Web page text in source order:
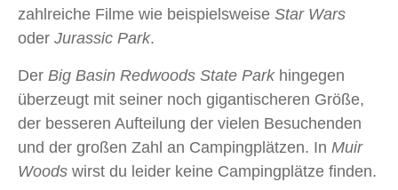
zahlreiche Filme wie beispielsweise Star Wars
oder Jurassic Park.
Der Big Basin Redwoods State Parkhingegen
überzeugt mit seiner noch gigantischeren Größe,
der besseren Aufteilung der vielen Besuchenden
und der großen Zahl an Campingplätzen. In Muir
Woods wirst du leider keine Campingplätze finden.